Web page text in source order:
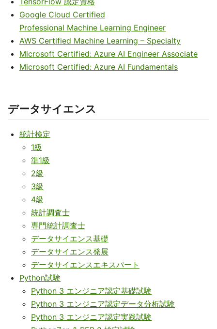
Google Cloud Certified
Professional Machine Learning Engineer
AWS Certified Machine Learning – Specialty
Microsoft Certified: Azure AI Engineer Associate
Microsoft Certified: Azure AI Fundamentals
データサイエンス
統計検定
1級
準1級
2級
3級
4級
統計調査士
専門統計調査士
データサイエンス基礎
データサイエンス発展
データサイエンスエキスパート
Python試験
Python 3 エンジニア認定基礎試験
Python 3 エンジニア認定データ分析試験
Python 3 エンジニア認定実践試験